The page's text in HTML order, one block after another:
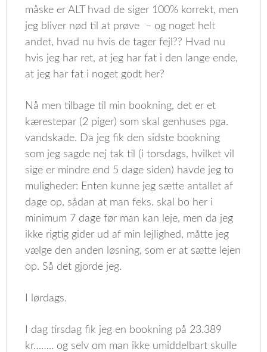
måske er ALT hvad de siger 100% korrekt, men
jeg bliver nød til at prøve – og noget helt
andet, hvad nu hvis de tager fejl?? Hvad nu
hvis jeg har ret, at jeg har fat i den lange ende,
at jeg har fat i noget godt her?
Nå men tilbage til min bookning, det er et
kærestepar (2 piger) som skal genhuses pga.
vandskade. Da jeg fik den sidste bookning
som jeg sagde nej tak til (i torsdags, hvilket vil
sige er mindre end 5 dage siden) havde jeg to
muligheder: Enten kunne jeg sætte antallet af
dage op, sådan at man feks. skal bo her i
minimum 7 dage før man kan leje, men da jeg
ikke rigtig gider ud af min lejlighed, måtte jeg
vælge den anden løsning, som er at sætte lejen
op. Så det gjorde jeg.
I lørdags.
I dag tirsdag fik jeg en bookning på 23.389
kr…….. og selv om man ikke umiddelbart skulle